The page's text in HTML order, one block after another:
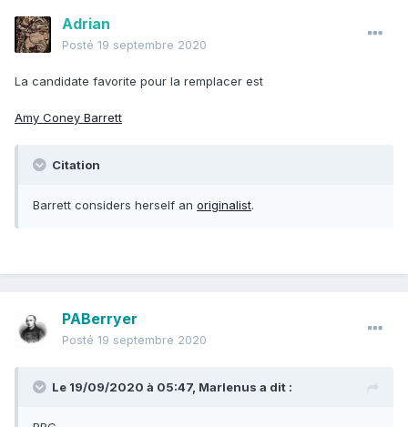
Adrian
Posté 19 septembre 2020
La candidate favorite pour la remplacer est
Amy Coney Barrett
Citation
Barrett considers herself an originalist.
PABerryer
Posté 19 septembre 2020
Le 19/09/2020 à 05:47, Marlenus a dit :